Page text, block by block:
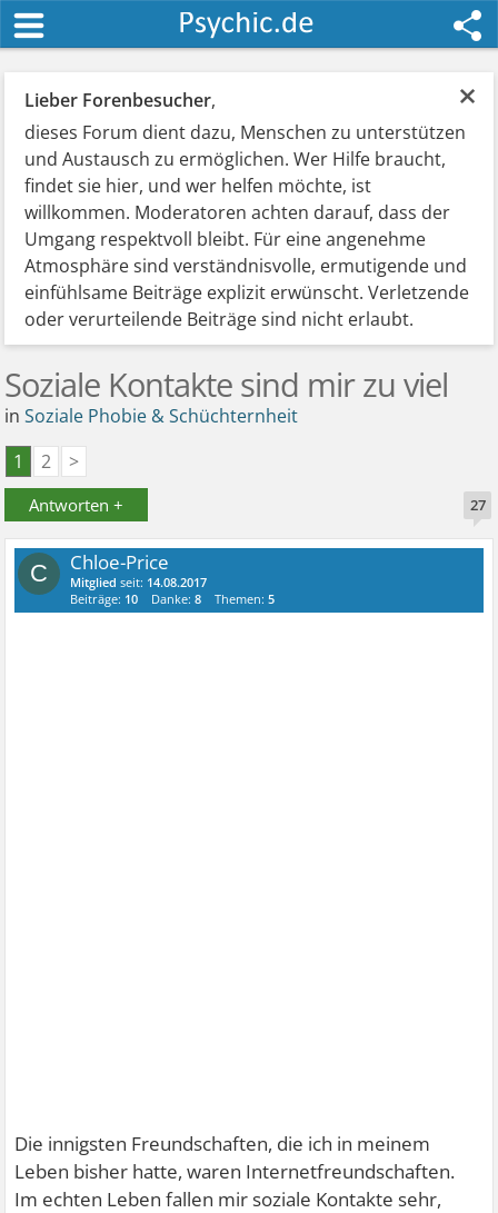
×
Lieber Forenbesucher,
dieses Forum dient dazu, Menschen zu unterstützen
und Austausch zu ermöglichen. Wer Hilfe braucht,
findet sie hier, und wer helfen möchte, ist
willkommen. Moderatoren achten darauf, dass der
Umgang respektvoll bleibt. Für eine angenehme
Atmosphäre sind verständnisvolle, ermutigende und
einfühlsame Beiträge explizit erwünscht. Verletzende
oder verurteilende Beiträge sind nicht erlaubt.
Soziale Kontakte sind mir zu viel
inSoziale Phobie & Schüchternheit
1
2 >
Antworten + 27
C Chloe-Price
Mitglied seit: 14.08.2017
Beiträge: 10 Danke:8 Themen:5
Die innigsten Freundschaften, die ich in meinem
Leben bisher hatte, waren Internetfreundschaften.
Im echten Leben fallen mir soziale Kontakte sehr,